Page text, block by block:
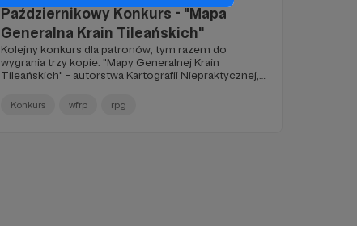
Październikowy Konkurs - "Mapa
Generalna Krain Tileańskich"
Kolejny konkurs dla patronów, tym razem do
wygrania trzy kopie: "Mapy Generalnej Krain
Tileańskich" - autorstwa Kartografii Niepraktycznej,
Konkurs wfrp rpg